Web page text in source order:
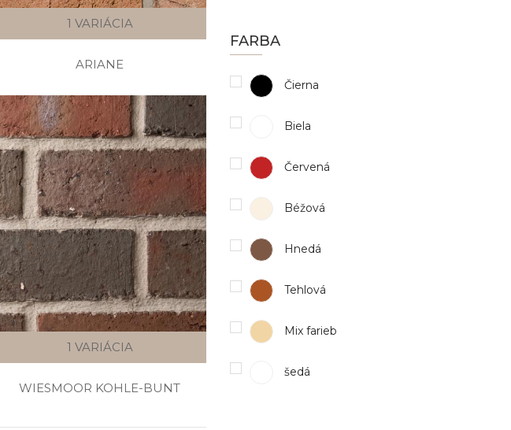
1 VARIÁCIA
ARIANE
1 VARIÁCIA
WIESMOOR KOHLE-BUNT
FARBA
Čierna
Biela
Červená
Béžová
Hnedá
Tehlová
Mix farieb
šedá